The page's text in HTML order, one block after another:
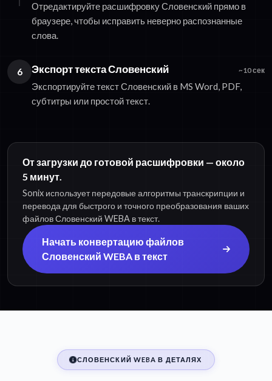
Отредактируйте расшифровку Словенский прямо в
браузере, чтобы исправить неверно распознанные
слова.
6 Экспорт текста Словенский ~10 сек
Экспортируйте текст Словенский в MS Word, PDF,
субтитры или простой текст.
От загрузки до готовой расшифровки — около
5 минут.
Sonix использует передовые алгоритмы транскрипции и
перевода для быстрого и точного преобразования ваших
файлов Словенский WEBA в текст.
Начать конвертацию файлов
Словенский WEBA в текст
СЛОВЕНСКИЙ WEBA В ДЕТАЛЯХ